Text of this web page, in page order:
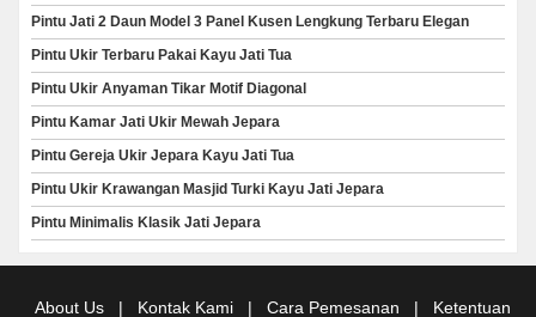
Pintu Jati 2 Daun Model 3 Panel Kusen Lengkung Terbaru Elegan
Pintu Ukir Terbaru Pakai Kayu Jati Tua
Pintu Ukir Anyaman Tikar Motif Diagonal
Pintu Kamar Jati Ukir Mewah Jepara
Pintu Gereja Ukir Jepara Kayu Jati Tua
Pintu Ukir Krawangan Masjid Turki Kayu Jati Jepara
Pintu Minimalis Klasik Jati Jepara
About Us | Kontak Kami | Cara Pemesanan | Ketentuan